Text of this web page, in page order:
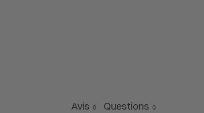
Avis 0 Questions 0